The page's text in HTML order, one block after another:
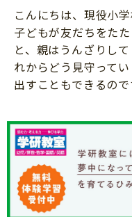
自由研究・工作
読書感想文
本・読書
英語
習い事
知育
親子でいっしょに
人間関係
おでかけ
家族
マネー
健康
こんにちは、現役小
子どもが友だちをた
と、親はうんざりし
れからどう見守って
出すこともできるので